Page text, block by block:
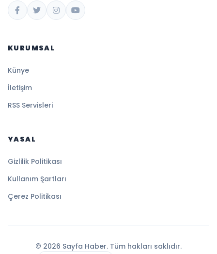
KURUMSAL
Künye
İletişim
RSS Servisleri
YASAL
Gizlilik Politikası
Kullanım Şartları
Çerez Politikası
© 2026 Sayfa Haber. Tüm hakları saklıdır.